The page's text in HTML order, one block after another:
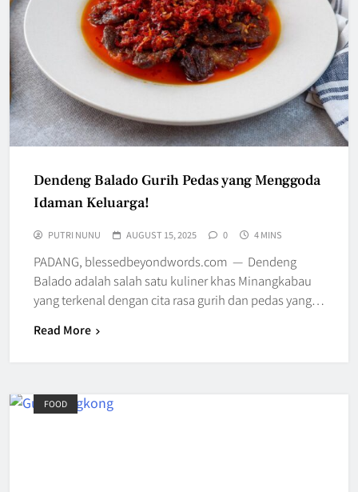
Dendeng Balado Gurih Pedas yang Menggoda
Idaman Keluarga!
PUTRI NUNU AUGUST 15, 2025 0 4 MINS
PADANG, blessedbeyondwords.com — Dendeng
Balado adalah salah satu kuliner khas Minangkabau
yang terkenal dengan cita rasa gurih dan pedas yang…
Read More
FOOD